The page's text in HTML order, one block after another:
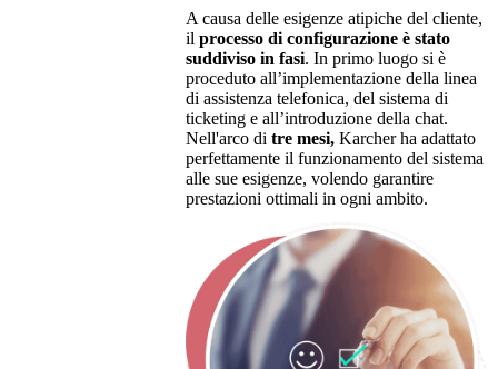
A causa delle esigenze atipiche del cliente,
il processo di configurazione è stato
suddiviso in fasi. In primo luogo si è
proceduto all’implementazione della linea
di assistenza telefonica, del sistema di
ticketing e all’introduzione della chat.
Nell'arco di tre mesi, Karcher ha adattato
perfettamente il funzionamento del sistema
alle sue esigenze, volendo garantire
prestazioni ottimali in ogni ambito.